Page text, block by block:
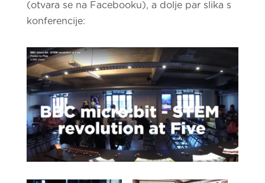
(otvara se na Facebooku), a dolje par slika s
konferencije: